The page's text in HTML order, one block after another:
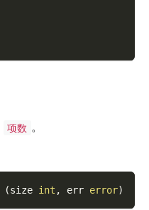
项数 。
(size int , err error)